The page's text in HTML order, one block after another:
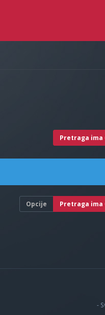
Pretraga ima
Opcije Pretraga ima
-